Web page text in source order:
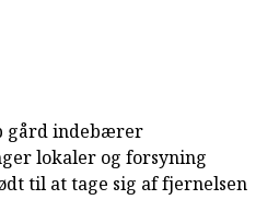
gård indebærer
lokaler og forsyning
til at tage sig af fjernelsen